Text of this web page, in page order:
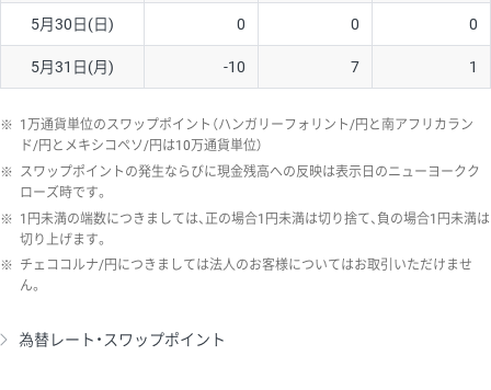
5月30日(日) 0 0 0
5月31日(月) -10 7 1
※ 1万通貨単位のスワップポイント（ハンガリーフォリント/円と南アフリカラン
ド/円とメキシコペソ/円は10万通貨単位）
※ スワップポイントの発生ならびに現金残高への反映は表示日のニューヨークク
ローズ時です。
※ 1円未満の端数につきましては、正の場合1円未満は切り捨て、負の場合1円未満は
切り上げます。
※ チェココルナ/円につきましては法人のお客様についてはお取引いただけませ
ん。
為替レート・スワップポイント